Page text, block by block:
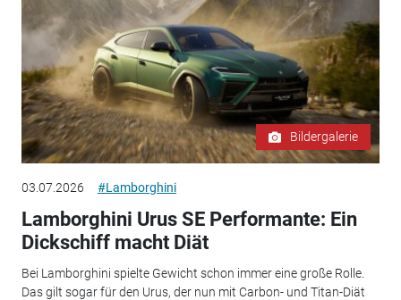
Bildergalerie
03.07.2026 #Lamborghini
Lamborghini Urus SE Performante: Ein
Dickschiff macht Diät
Bei Lamborghini spielte Gewicht schon immer eine große Rolle.
Das gilt sogar für den Urus, der nun mit Carbon- und Titan-Diät